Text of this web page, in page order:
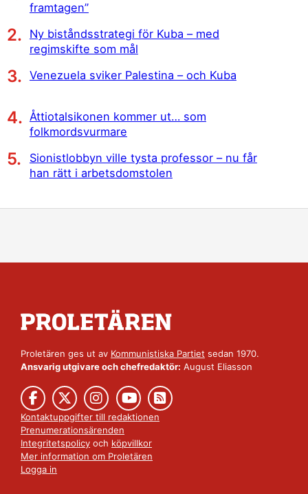
framtagen”
Ny biståndsstrategi för Kuba – med
regimskifte som mål
Venezuela sviker Palestina – och Kuba
Åttiotalsikonen kommer ut… som
folkmordsvurmare
Sionistlobbyn ville tysta professor – nu får
han rätt i arbetsdomstolen
Proletären ges ut av Kommunistiska Partiet sedan 1970.
Ansvarig utgivare och chefredaktör: August Eliasson
Kontaktuppgifter till redaktionen
Prenumerationsärenden
Integritetspolicy och köpvillkor
Mer information om Proletären
Logga in